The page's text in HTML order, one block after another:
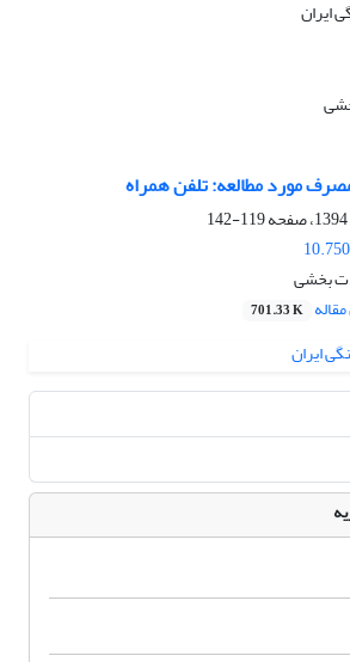
مورد مطالعه:‌ تلفن همراه
119-142
بخشی
701.33 K